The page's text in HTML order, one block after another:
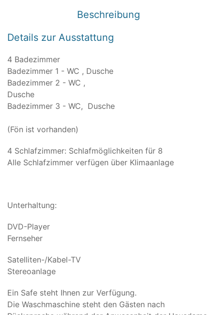
Beschreibung
Details zur Ausstattung
4 Badezimmer
Badezimmer 1 - WC , Dusche
Badezimmer 2 - WC ,
Badezimmer 3 - WC, Dusche
(Fön ist vorhanden)
4 Schlafzimmer: Schlafmöglichkeiten für 8
Alle Schlafzimmer verfügen über Klimaanlage
Unterhaltung:
DVD-Player
Fernseher
Satelliten-/Kabel-TV
Stereoanlage
Ein Safe steht Ihnen zur Verfügung.
Die Waschmaschine steht den Gästen nach